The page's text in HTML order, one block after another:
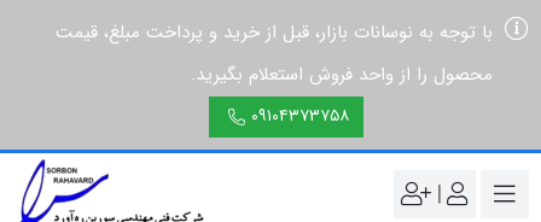
با توجه به نوسانات بازار، قبل از خرید و پرداخت مبلغ، قیمت
محصول را از واحد فروش استعلام بگیرید.
۰۹۱۰۴۳۷۳۷۵۸
|